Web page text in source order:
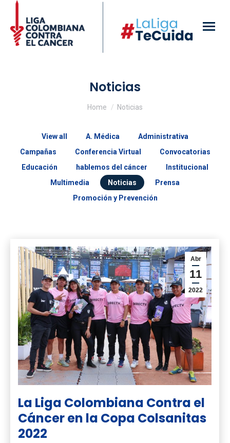
Noticias
You are here:
Home Noticias
View all A. Médica
Administrativa
Campañas
Conferencia Virtual
Convocatorias
Educación
hablemos del cáncer
Institucional
Multimedia
Noticias
Prensa
Promoción y Prevención
Abr
11
2022
La Liga Colombiana Contra el
Cáncer en la Copa Colsanitas
2022